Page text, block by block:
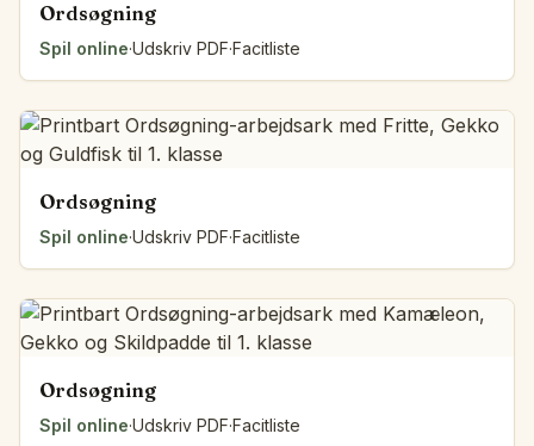
Ordsøgning
Spil online·Udskriv PDF·Facitliste
Ordsøgning
Spil online·Udskriv PDF·Facitliste
Ordsøgning
Spil online·Udskriv PDF·Facitliste